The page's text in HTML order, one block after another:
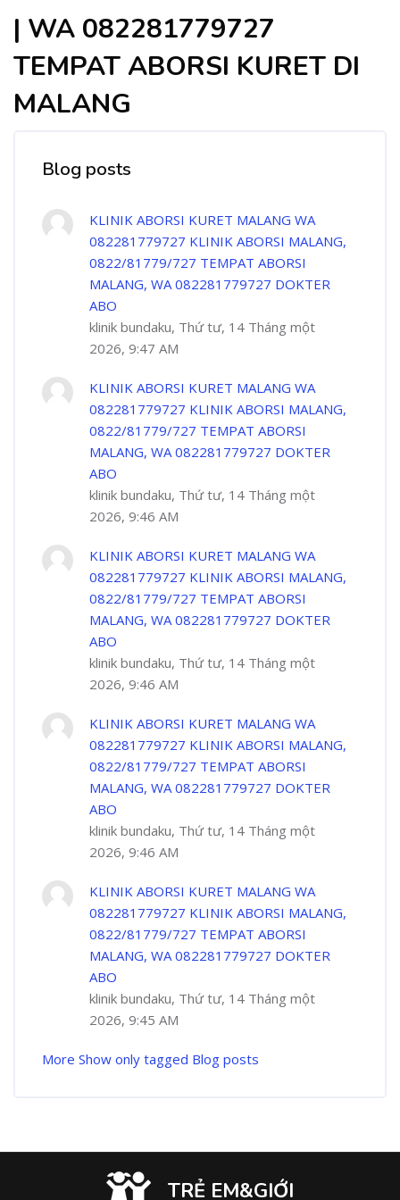
| WA 082281779727
TEMPAT ABORSI KURET DI
MALANG
Blog posts
KLINIK ABORSI KURET MALANG WA
082281779727 KLINIK ABORSI MALANG,
0822/81779/727 TEMPAT ABORSI
MALANG, WA 082281779727 DOKTER
ABO
klinik bundaku, Thứ tư, 14 Tháng một
2026, 9:47 AM
KLINIK ABORSI KURET MALANG WA
082281779727 KLINIK ABORSI MALANG,
0822/81779/727 TEMPAT ABORSI
MALANG, WA 082281779727 DOKTER
ABO
klinik bundaku, Thứ tư, 14 Tháng một
2026, 9:46 AM
KLINIK ABORSI KURET MALANG WA
082281779727 KLINIK ABORSI MALANG,
0822/81779/727 TEMPAT ABORSI
MALANG, WA 082281779727 DOKTER
ABO
klinik bundaku, Thứ tư, 14 Tháng một
2026, 9:46 AM
KLINIK ABORSI KURET MALANG WA
082281779727 KLINIK ABORSI MALANG,
0822/81779/727 TEMPAT ABORSI
MALANG, WA 082281779727 DOKTER
ABO
klinik bundaku, Thứ tư, 14 Tháng một
2026, 9:46 AM
KLINIK ABORSI KURET MALANG WA
082281779727 KLINIK ABORSI MALANG,
0822/81779/727 TEMPAT ABORSI
MALANG, WA 082281779727 DOKTER
ABO
klinik bundaku, Thứ tư, 14 Tháng một
2026, 9:45 AM
More Show only tagged Blog posts
TRẺ EM&GIỚI